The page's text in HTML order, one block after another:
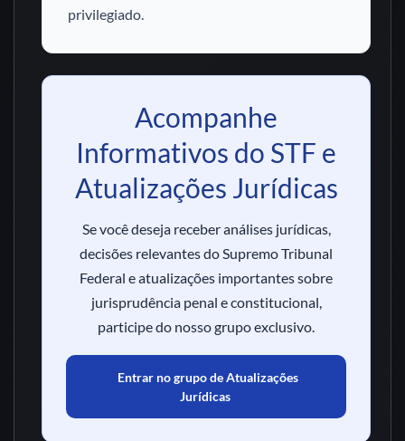
privilegiado.
Acompanhe
Informativos do STF e
Atualizações Jurídicas
Se você deseja receber análises jurídicas,
decisões relevantes do Supremo Tribunal
Federal e atualizações importantes sobre
jurisprudência penal e constitucional,
participe do nosso grupo exclusivo.
Entrar no grupo de Atualizações
Jurídicas